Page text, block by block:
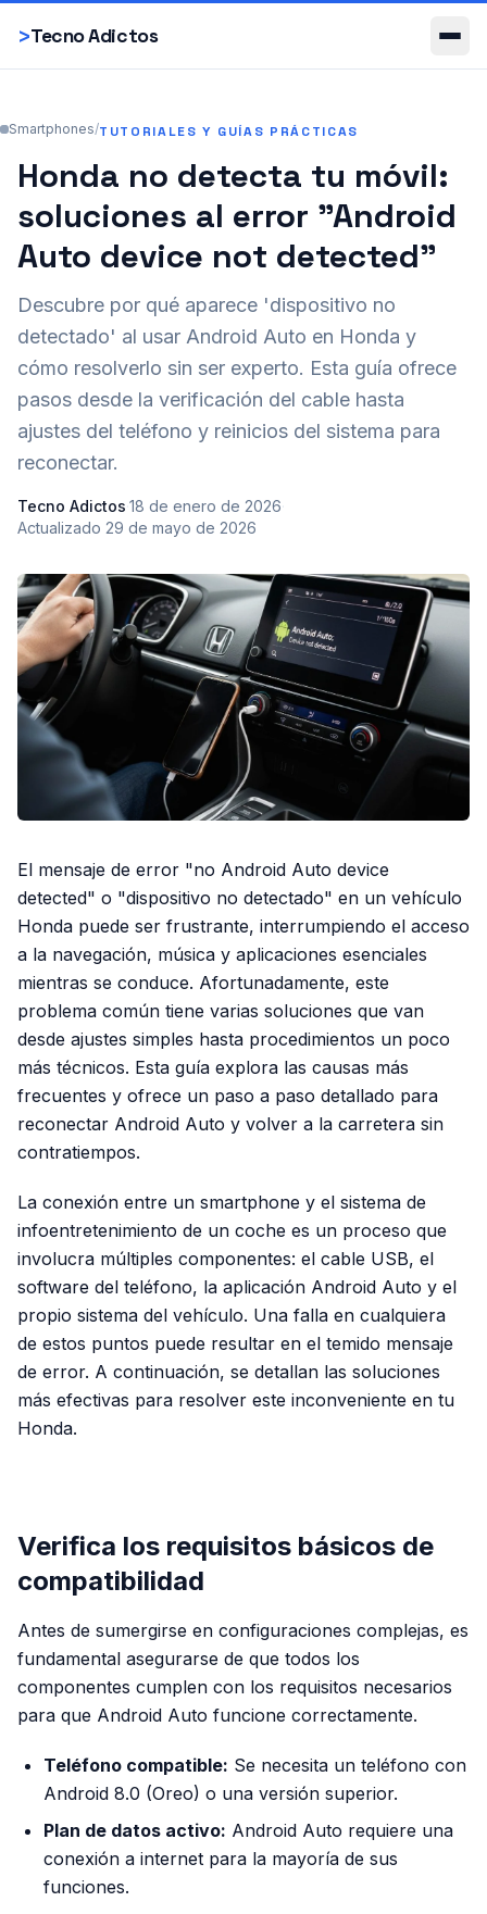
>Tecno Adictos
Smartphones
Smartphones/TUTORIALES Y GUÍAS PRÁCTICAS
Honda no detecta tu móvil:
soluciones al error "Android
Auto device not detected"
Descubre por qué aparece 'dispositivo no
detectado' al usar Android Auto en Honda y
cómo resolverlo sin ser experto. Esta guía ofrece
pasos desde la verificación del cable hasta
ajustes del teléfono y reinicios del sistema para
reconectar.
Tecno Adictos·18 de enero de 2026·
Actualizado 29 de mayo de 2026
El mensaje de error "no Android Auto device
detected" o "dispositivo no detectado" en un vehículo
Honda puede ser frustrante, interrumpiendo el acceso
a la navegación, música y aplicaciones esenciales
mientras se conduce. Afortunadamente, este
problema común tiene varias soluciones que van
desde ajustes simples hasta procedimientos un poco
más técnicos. Esta guía explora las causas más
frecuentes y ofrece un paso a paso detallado para
reconectar Android Auto y volver a la carretera sin
contratiempos.
La conexión entre un smartphone y el sistema de
infoentretenimiento de un coche es un proceso que
involucra múltiples componentes: el cable USB, el
software del teléfono, la aplicación Android Auto y el
propio sistema del vehículo. Una falla en cualquiera
de estos puntos puede resultar en el temido mensaje
de error. A continuación, se detallan las soluciones
más efectivas para resolver este inconveniente en tu
Honda.
Verifica los requisitos básicos de
compatibilidad
Antes de sumergirse en configuraciones complejas, es
fundamental asegurarse de que todos los
componentes cumplen con los requisitos necesarios
para que Android Auto funcione correctamente.
Teléfono compatible: Se necesita un teléfono con
Android 8.0 (Oreo) o una versión superior.
Plan de datos activo: Android Auto requiere una
conexión a internet para la mayoría de sus
funciones.